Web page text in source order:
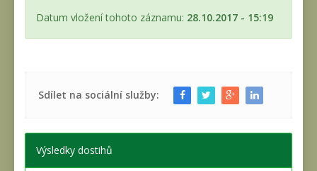
Datum vložení tohoto záznamu: 28.10.2017 - 15:19
Sdílet na sociální služby:
Výsledky dostihů